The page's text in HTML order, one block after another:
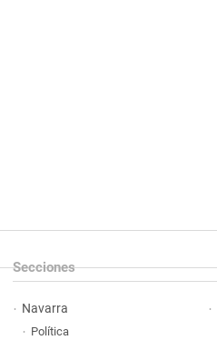
Secciones
Navarra
Política